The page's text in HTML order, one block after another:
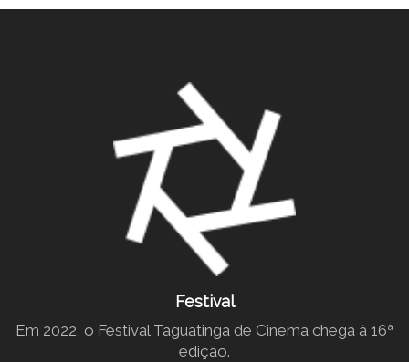
Festival
Em 2022, o Festival Taguatinga de Cinema chega à 16ª
edição.